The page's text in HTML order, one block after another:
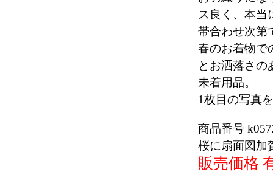
ス良く、本当
帯合わせ次第
春のお着物で
とお洒落さの
未着用品。
1枚目の写真
商品番号
桜に扇面図
販売価格